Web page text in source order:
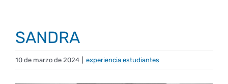
Bienvenida
SANDRA
10 de marzo de 2024 experiencia estudiantes